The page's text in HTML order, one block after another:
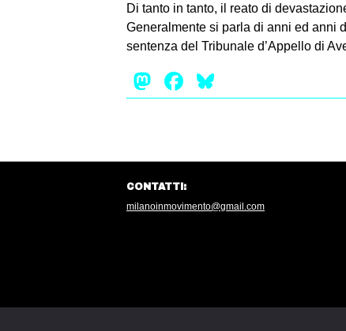
Di tanto in tanto, il reato di
Generalmente si parla di anni ed anni
sentenza del Tribunale d’Appello di
Mastodon
Facebook
CONTATTI:
milanoinmovimento@gmail.com